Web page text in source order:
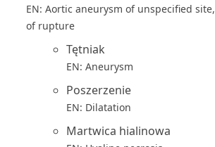
EN: Aortic aneurysm of unspecified
of rupture
Tętniak
EN: Aneurysm
Poszerzenie
EN: Dilatation
Martwica hialinowa